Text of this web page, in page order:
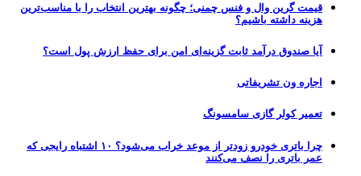
قیمت گرین وال و فنس چمنی؛ چگونه بهترین انتخاب را با مناسب‌ترین
هزینه داشته باشیم؟
آیا صندوق درآمد ثابت گزینه‌ای امن برای حفظ ارزش پول است؟
اجاره ون تشریفاتی
تعمیر کولر گازی سامسونگ
چرا باتری خودرو زودتر از موعد خراب می‌شود؟ ۱۰ اشتباه رایجی که
عمر باتری را نصف می‌کنند